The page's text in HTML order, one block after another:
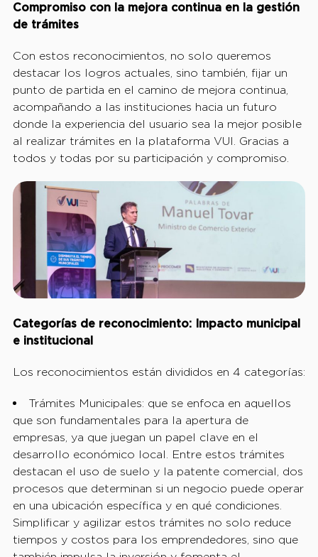
Compromiso con la mejora continua en la gestión
de trámites
Con estos reconocimientos, no solo queremos
destacar los logros actuales, sino también, fijar un
punto de partida en el camino de mejora continua,
acompañando a las instituciones hacia un futuro
donde la experiencia del usuario sea la mejor posible
al realizar trámites en la plataforma VUI. Gracias a
todos y todas por su participación y compromiso.
Categorías de reconocimiento: Impacto municipal
e institucional
Los reconocimientos están divididos en 4 categorías:
Trámites Municipales: que se enfoca en aquellos
que son fundamentales para la apertura de
empresas, ya que juegan un papel clave en el
desarrollo económico local. Entre estos trámites
destacan el uso de suelo y la patente comercial, dos
procesos que determinan si un negocio puede operar
en una ubicación específica y en qué condiciones.
Simplificar y agilizar estos trámites no solo reduce
tiempos y costos para los emprendedores, sino que